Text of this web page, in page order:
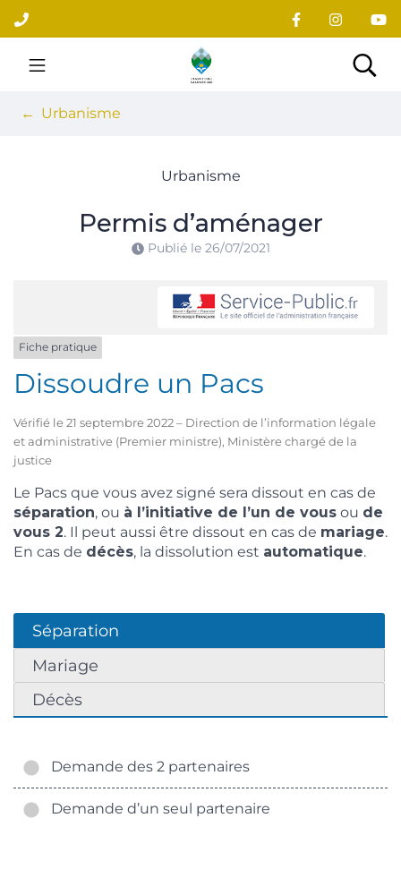
Aller
au
contenu
Site officiel du village
Urbanisme
Urbanisme
Permis d’aménager
Publié le 26/07/2021
Fiche pratique
Dissoudre un Pacs
Vérifié le 21 septembre 2022 – Direction de l’information légale
et administrative (Premier ministre), Ministère chargé de la
justice
Le Pacs que vous avez signé sera dissout en cas de
séparation, ou à l’initiative de l’un de vous ou de
vous 2. Il peut aussi être dissout en cas de mariage.
En cas de décès, la dissolution est automatique.
Séparation
Mariage
Décès
Demande des 2 partenaires
Demande d’un seul partenaire